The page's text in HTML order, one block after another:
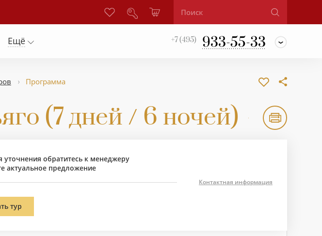
Ещё +7 (495) 933-55-33
Программа
(7 дней / 6 ночей)
обратитесь к менеджеру
актуальное предложение
Контактная информация
тур
– долина Качапоаль – Винья-дель-Мар и Вальпараисо